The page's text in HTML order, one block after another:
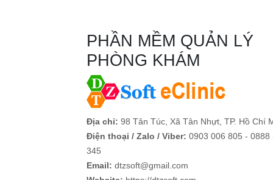
PHẦN MỀM QUẢN LÝ
PHÒNG KHÁM
Địa chỉ: 98 Tân Túc, Xã Tân Nhựt, TP. Hồ Chí
Điện thoại / Zalo / Viber: 0903 006 805 - 0888
345
Email: dtzsoft@gmail.com